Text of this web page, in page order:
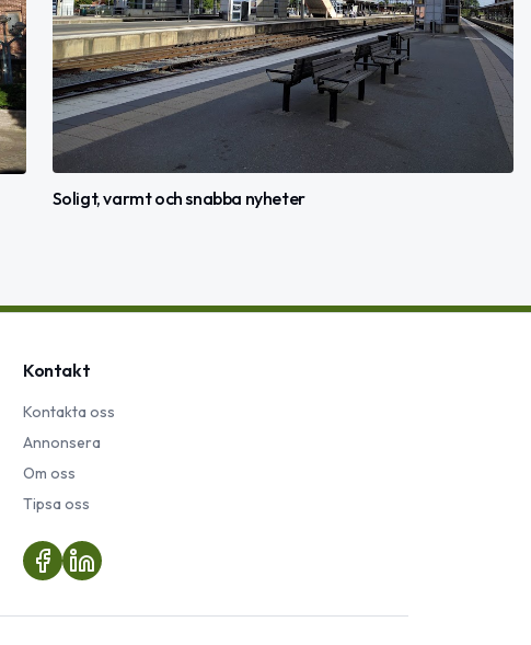
Soligt, varmt och snabba nyheter
Kontakt
Kontakta oss
Annonsera
Om oss
Tipsa oss